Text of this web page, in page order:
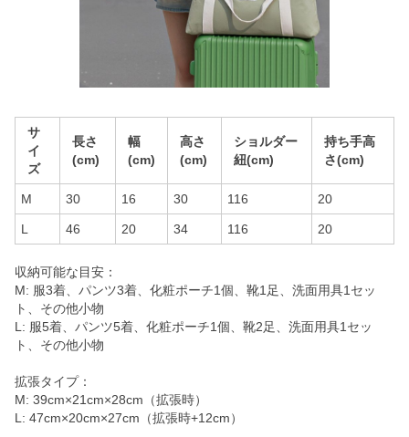
サ
イ
ズ
長さ
(cm)
幅
(cm)
高さ
(cm)
ショルダー
紐(cm)
持ち手高
さ(cm)
M 30 16 30 116 20
L 46 20 34 116 20
収納可能な目安：
M: 服3着、パンツ3着、化粧ポーチ1個、靴1足、洗面用具1セッ
ト、その他小物
L: 服5着、パンツ5着、化粧ポーチ1個、靴2足、洗面用具1セッ
ト、その他小物
拡張タイプ：
M: 39cm×21cm×28cm（拡張時）
L: 47cm×20cm×27cm（拡張時+12cm）